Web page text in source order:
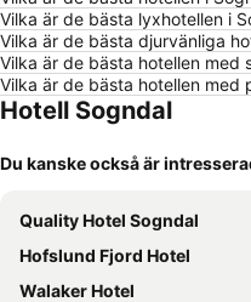
Vilka är de bästa lyxhotellen i
Vilka är de bästa djurvänliga
Vilka är de bästa hotellen med
Vilka är de bästa hotellen med
Hotell Sogndal
Du kanske också är
Quality Hotel Sogndal
Hofslund Fjord Hotel
Walaker Hotel